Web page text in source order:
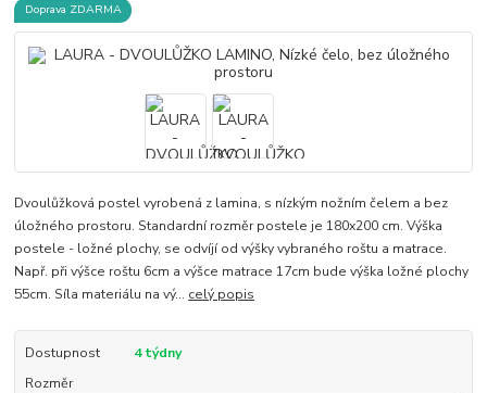
Doprava ZDARMA
Dvoulůžková postel vyrobená z lamina, s nízkým nožním čelem a bez
úložného prostoru. Standardní rozměr postele je 180x200 cm. Výška
postele - ložné plochy, se odvíjí od výšky vybraného roštu a matrace.
Např. při výšce roštu 6cm a výšce matrace 17cm bude výška ložné plochy
55cm. Síla materiálu na vý... celý popis
Dostupnost
4 týdny
Rozměr